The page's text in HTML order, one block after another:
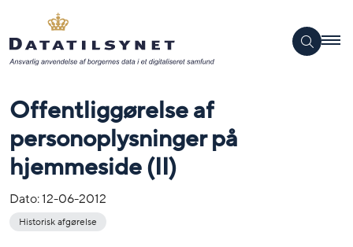
Offentliggørelse af
personoplysninger på
hjemmeside (II)
Dato:12-06-2012
Historisk afgørelse